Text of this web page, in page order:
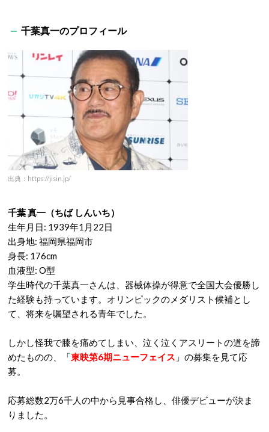
千葉真一のプロフィール
出典：https://jisin.jp/
千葉 真一（ちば しんいち）
生年月日: 1939年1月22日
出身地: 福岡県福岡市
身長: 176cm
血液型: O型
学生時代の千葉真一さんは、器械体操が得意で全国大会優勝し
た経験も持っています。オリンピックのメダリスト候補とし
て、将来を嘱望される青年でした。
しかし怪我で膝を痛めてしまい、泣く泣くアスリートの道を諦
めたものの、「東映第6期ニューフェイス 」の募集を見て応
募。
応募総数2万6千人の中から見事合格し、俳優デビューが決ま
りました。